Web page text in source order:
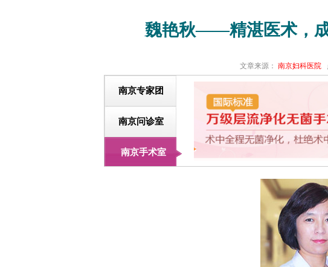
魏艳秋——精湛医术，
文章来源： 南京妇科医院
南京专家团
南京问诊室
南京手术室